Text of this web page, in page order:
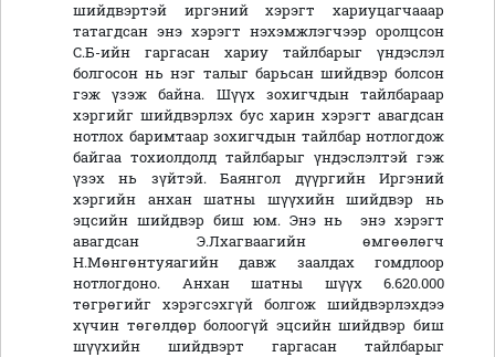
шийдвэртэй иргэний хэрэгт хариуцагчааар
татагдсан энэ хэрэгт нэхэмжлэгчээр оролцсон
С.Б-ийн гаргасан хариу тайлбарыг үндэслэл
болгосон нь нэг талыг барьсан шийдвэр болсон
гэж үзэж байна. Шүүх зохигчдын тайлбараар
хэргийг шийдвэрлэх бус харин хэрэгт авагдсан
нотлох баримтаар зохигчдын тайлбар нотлогдож
байгаа тохиолдолд тайлбарыг үндэслэлтэй гэж
үзэх нь зүйтэй. Баянгол дүүргийн Иргэний
хэргийн анхан шатны шүүхийн шийдвэр нь
эцсийн шийдвэр биш юм. Энэ нь энэ хэрэгт
авагдсан Э.Лхагваагийн өмгөөлөгч
Н.Мөнгөнтуяагийн давж заалдах гомдлоор
нотлогдоно. Анхан шатны шүүх 6.620.000
төгрөгийг хэрэгсэхгүй болгож шийдвэрлэхдээ
хүчин төгөлдөр болоогүй эцсийн шийдвэр биш
шүүхийн шийдвэрт гаргасан тайлбарыг